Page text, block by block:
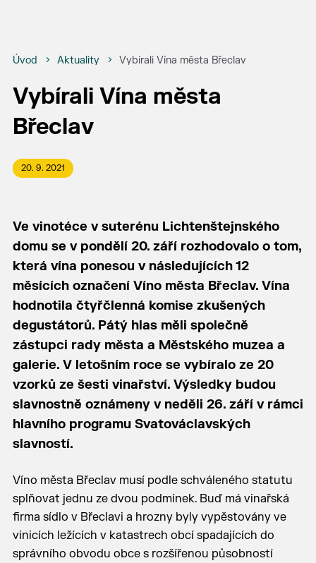
Úvod Aktuality Vybírali Vína města Břeclav
Vybírali Vína města
Břeclav
20. 9. 2021
Ve vinotéce v suterénu Lichtenštejnského
domu se v pondělí 20. září rozhodovalo o tom,
která vína ponesou v následujících 12
měsících označení Víno města Břeclav. Vína
hodnotila čtyřčlenná komise zkušených
degustátorů. Pátý hlas měli společně
zástupci rady města a Městského muzea a
galerie. V letošním roce se vybíralo ze 20
vzorků ze šesti vinařství. Výsledky budou
slavnostně oznámeny v neděli 26. září v rámci
hlavního programu Svatováclavských
slavností.
Víno města Břeclav musí podle schváleného statutu
splňovat jednu ze dvou podmínek. Buď má vinařská
firma sídlo v Břeclavi a hrozny byly vypěstovány ve
vinicích ležících v katastrech obcí spadajících do
správního obvodu obce s rozšířenou působností